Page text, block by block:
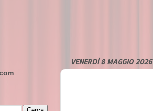
VENERDÌ 8 MAGGIO 2026